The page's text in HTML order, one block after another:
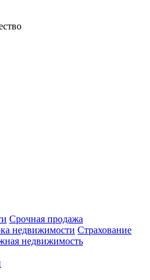
Срочная продажа
недвижимости Страхование
недвижимость